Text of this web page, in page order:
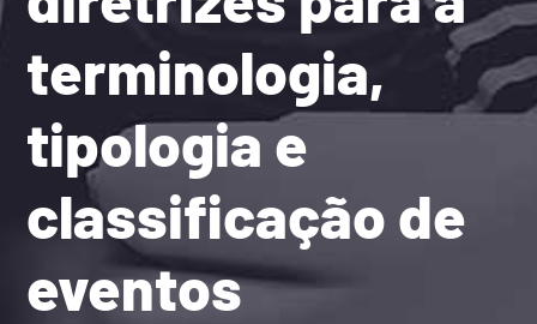
terminologia,
tipologia e
classificação de
eventos